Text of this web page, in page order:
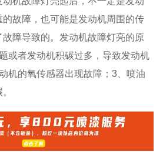
故障，也可能是发动机周围的传
障导致的。发动机故障灯亮的原
或者发动机积碳过多，导致发动机
机的氧传感器出现故障；3、喷油